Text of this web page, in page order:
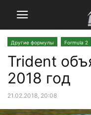
Другие формулы Formula 2
Trident
2018 год
21.02.2018, 20:08